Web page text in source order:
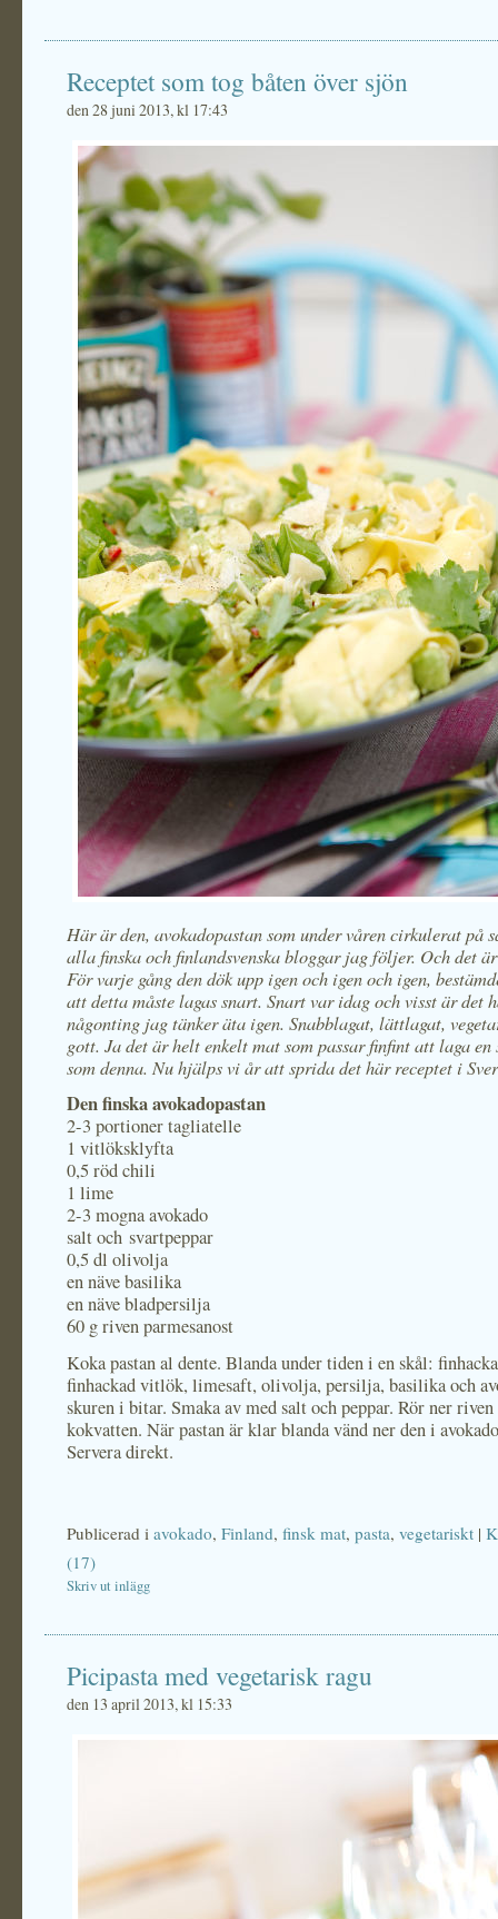
Receptet som tog båten över sjön
den 28 juni 2013, kl 17:43
Här är den, avokadopastan som under våren cirkulerat på
alla finska och finlandsvenska bloggar jag följer. Och det
För varje gång den dök upp igen och igen och igen,
att detta måste lagas snart. Snart var idag och visst är det
någonting jag tänker äta igen. Snabblagat, lättlagat,
gott. Ja det är helt enkelt mat som passar finfint att laga
som denna. Nu hjälps vi år att sprida det här receptet i
Den finska avokadopastan
2-3 portioner tagliatelle
1 vitlöksklyfta
0,5 röd chili
1 lime
2-3 mogna avokado
salt och svartpeppar
0,5 dl olivolja
en näve basilika
en näve bladpersilja
60 g riven parmesanost
Koka pastan al dente. Blanda under tiden i en skål:
finhackad vitlök, limesaft, olivolja, persilja, basilika och
skuren i bitar. Smaka av med salt och peppar. Rör ner
kokvatten. När pastan är klar blanda vänd ner den i
Servera direkt.
Publicerad i avokado, Finland, finsk mat, pasta, vegetariskt |
(17)
Skriv ut inlägg
Picipasta med vegetarisk ragu
den 13 april 2013, kl 15:33